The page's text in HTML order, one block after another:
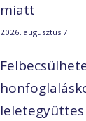
miatt
2026. augusztus 7.